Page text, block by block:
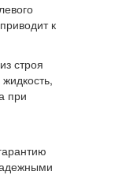
к
строя
при